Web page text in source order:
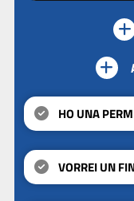
HO UNA
VORREI UN